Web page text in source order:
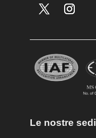
Le nostre sedi